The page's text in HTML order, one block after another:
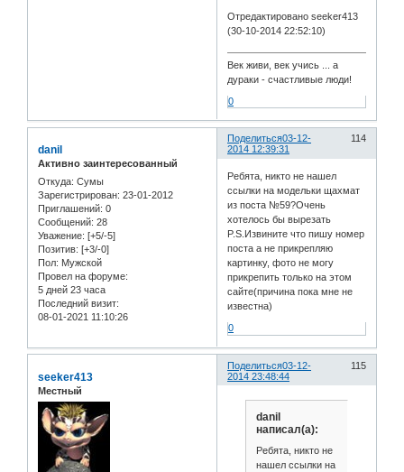
Отредактировано seeker413
(30-10-2014 22:52:10)
Век живи, век учись ... а
дураки - счастливые люди!
0
Поделиться 114
03-12-
2014 12:39:31
danil
Активно заинтересованный
Откуда: Сумы
Зарегистрирован: 23-01-2012
Приглашений: 0
Сообщений: 28
Уважение: [+5/-5]
Позитив: [+3/-0]
Пол: Мужской
Провел на форуме:
5 дней 23 часа
Последний визит:
08-01-2021 11:10:26
Ребята, никто не нашел
ссылки на модельки щахмат
из поста №59?Очень
хотелось бы вырезать
P.S.Извините что пишу номер
поста а не прикрепляю
картинку, фото не могу
прикрепить только на этом
сайте(причина пока мне не
известна)
0
Поделиться 115
03-12-
2014 23:48:44
seeker413
Местный
danil
написал(а):
Ребята, никто не
нашел ссылки на